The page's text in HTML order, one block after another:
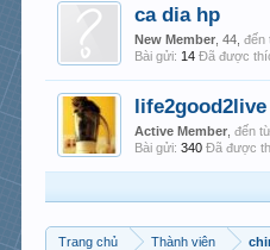
ca dia hp
New Member , 44,đến
Bài gửi: 14 Đã được
life2good2live
Active Member ,đến từ
Bài gửi: 340 Đã được
Trang chủ Thành viên